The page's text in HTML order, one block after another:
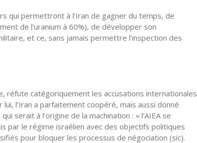
qui permettront à l’Iran de gagner du temps, de
de l’uranium à 60%), de développer son
et ce, sans jamais permettre l’inspection des
réfute catégoriquement les accusations internationales
l’Iran a parfaitement coopéré, mais aussi donné
serait à l’origine de la machination : « l’AIEA se
par le régime israélien avec des objectifs politiques
pour bloquer les processus de négociation (sic).